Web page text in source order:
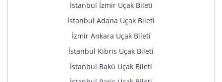
İstanbul İzmir Uçak Bileti
İstanbul Adana Uçak Bileti
İzmir Ankara Uçak Bileti
İstanbul Kıbrıs Uçak Bileti
İstanbul Bakü Uçak Bileti